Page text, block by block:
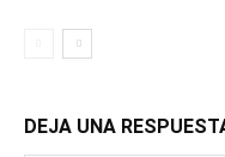
DEJA UNA